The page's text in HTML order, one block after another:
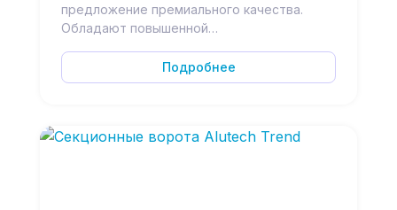
предложение премиального качества.
Обладают повышенной…
Подробнее